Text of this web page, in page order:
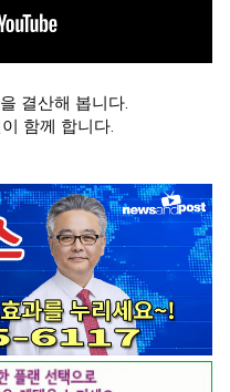
결산해 봅니다.
함께 합니다.